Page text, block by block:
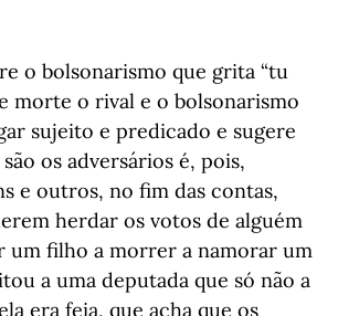
o bolsonarismo que grita “tu
morte o rival e o bolsonarismo
sujeito e predicado e sugere
os adversários é, pois,
e outros, no fim das contas,
herdar os votos de alguém
um filho a morrer a namorar um
a uma deputada que só não a
era feia, que acha que os